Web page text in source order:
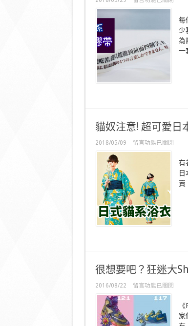
〈單
人
專
類
帶〉
中
每
少
為
一
貓奴注意! 超可愛日
2018/05/09
在
〈貓
可
愛
日
本
貓
滿
足
貓
用
品〉
留言功能已關閉
有
賣
很想要吧？狂迷大
2016/08/22
在
〈很
吧？
留言功能已關閉
家